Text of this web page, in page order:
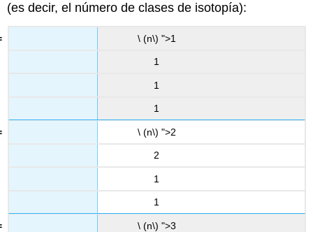
(es decir, el número de clases de isotopía):
\ (n\) ">1
1
1
1
\ (n\) ">2
2
1
1
\ (n\) ">3